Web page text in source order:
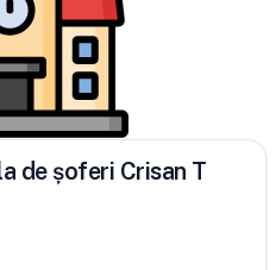
de șoferi Crisan T